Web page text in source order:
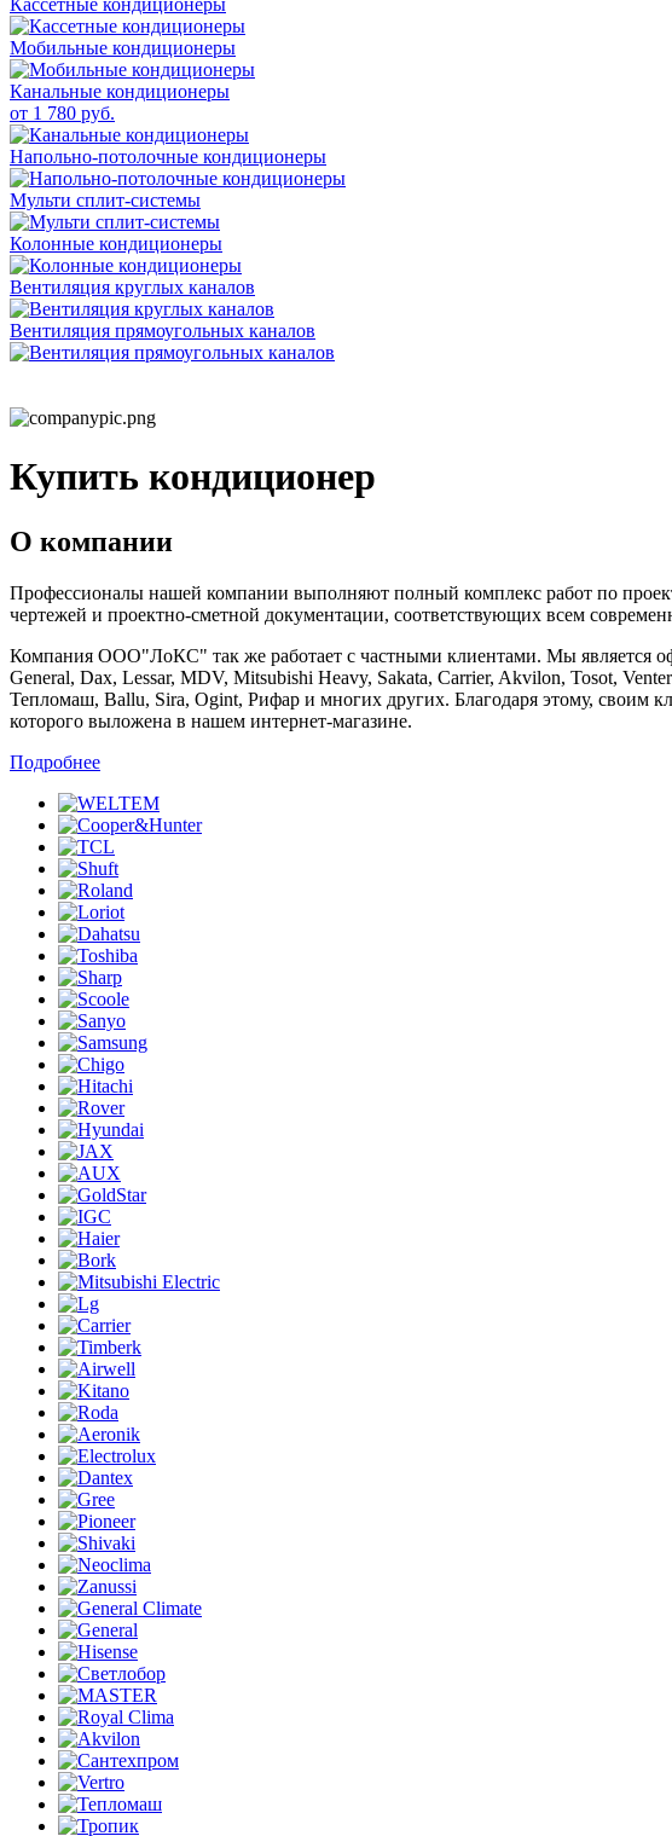
Мобильные кондиционеры
Канальные кондиционеры
от 1 780 руб.
Напольно-потолочные кондиционеры
Мульти сплит-системы
Колонные кондиционеры
Вентиляция круглых каналов
Вентиляция прямоугольных каналов
Купить кондиционер
О компании
Профессионалы нашей компании выполняют полный комплекс работ по
чертежей и проектно-сметной документации, соответствующих всем
Компания ООО"ЛоКС" так же работает с частными клиентами. Мы является
General, Dax, Lessar, MDV, Mitsubishi Heavy, Sakata, Carrier, Akvilon, Tosot,
Тепломаш, Ballu, Sira, Ogint, Рифар и многих других. Благодаря этому, своим
которого выложена в нашем интернет-магазине.
Подробнее